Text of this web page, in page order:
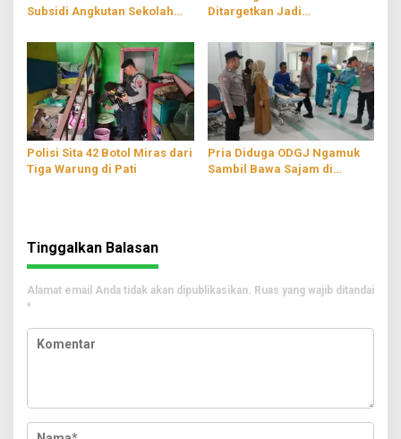
Subsidi Angkutan Sekolah
Ditargetkan Jadi
Modern
Polisi Sita 42 Botol Miras dari
Tiga Warung di Pati
Pria Diduga ODGJ Ngamuk
Sambil Bawa Sajam di
Tinggalkan Balasan
Alamat email Anda tidak akan dipublikasikan. Ruas yang wajib ditandai
*